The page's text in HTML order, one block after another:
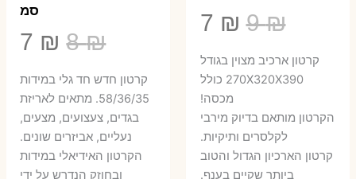
9₪
המחיר
המקורי
היה:
9 ₪.
7 ₪
הנוכחי
הוא:
קרטון ארכיב מצוין בגודל
270X320X390 כולל
מכסה!
הקרטון מותאם בדיוק מירבי
לקלסרים ותיקיות.
קרטון הארכיון הגדול והטוב
ביותר שקיים בענף.
סמ
8₪
היה:
8 ₪.
7 ₪
7 ₪.
קרטון חדש חד גלי במידות
58/36/35. מתאים לאריזת
בגדים, צעצועים, מצעים,
נעליים, אביזרים שונים.
הקרטון האידיאלי במידות
ובחוזק הנדרש על ידי